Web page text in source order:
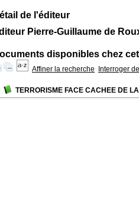
de l'éditeur
Pierre-Guillaume de
disponibles chez
Affiner la recherche Interroger
TERRORISME FACE CACHEE DE